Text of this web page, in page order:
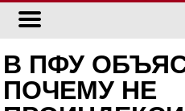
В ПФУ
ПОЧЕМУ НЕ